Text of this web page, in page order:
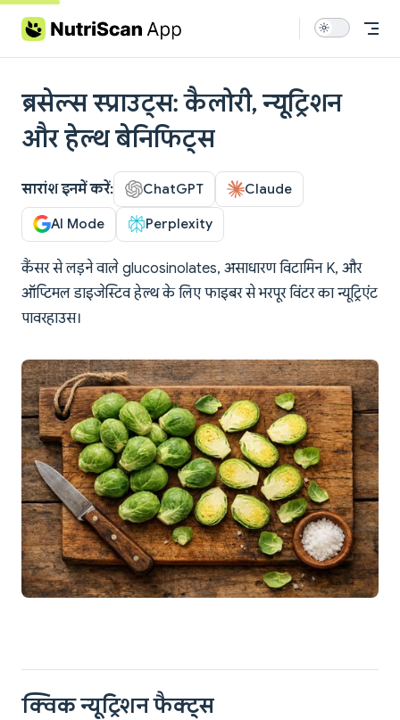
Skip to content
ब्रसेल्स स्प्राउट्स: कैलोरी, न्यूट्रिशन
और हेल्थ बेनिफिट्स
सारांश इनमें करें: ChatGPT Claude
AI Mode Perplexity
कैंसर से लड़ने वाले glucosinolates, असाधारण विटामिन K, और
ऑप्टिमल डाइजेस्टिव हेल्थ के लिए फाइबर से भरपूर विंटर का न्यूट्रिएंट
पावरहाउस।
क्विक न्यूट्रिशन फैक्ट्स